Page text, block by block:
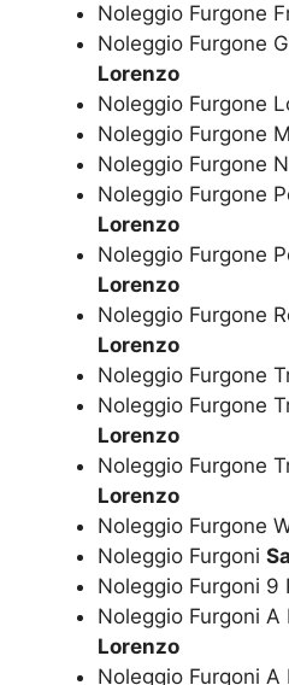
Noleggio Furgone
Noleggio Furgone
Lorenzo
Noleggio Furgone
Noleggio Furgone
Noleggio Furgone
Noleggio Furgone
Lorenzo
Noleggio Furgone
Lorenzo
Noleggio Furgone
Lorenzo
Noleggio Furgone
Noleggio Furgone
Lorenzo
Noleggio Furgone
Lorenzo
Noleggio Furgone
Noleggio Furgoni
Noleggio Furgoni 9
Noleggio Furgoni A
Lorenzo
Noleggio Furgoni A